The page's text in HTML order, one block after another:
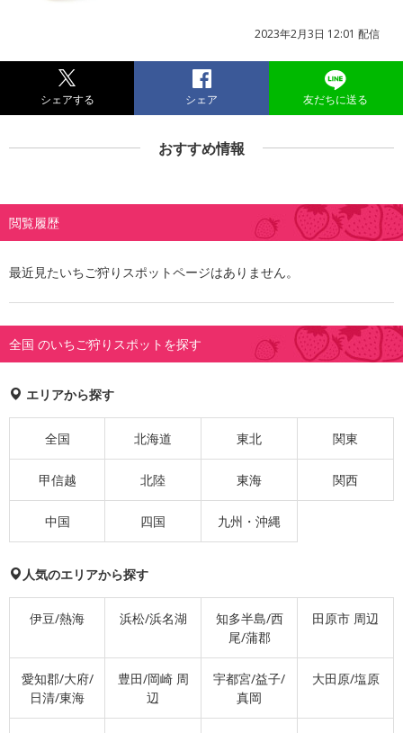
2023年2月3日 12:01 配信
シェアする シェア 友だちに送る
おすすめ情報
閲覧履歴
最近見たいちご狩りスポットページはありません。
全国 のいちご狩りスポットを探す
エリアから探す
全国 北海道 東北 関東
甲信越 北陸 東海 関西
中国 四国 九州・沖縄
人気のエリアから探す
伊豆/熱海 浜松/浜名湖
知多半島/西
尾/蒲郡
田原市 周辺
愛知郡/大府/
日清/東海
豊田/岡崎 周
辺
宇都宮/益子/
真岡
大田原/塩原